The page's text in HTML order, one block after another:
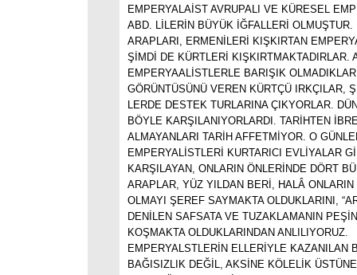
EMPERYALAİST AVRUPALI VE KÜRESEL
ABD. LİLERİN BÜYÜK İĞFALLERİ OLMUŞTUR.
ARAPLARI, ERMENİLERİ KIŞKIRTAN
ŞİMDİ DE KÜRTLERİ KIŞKIRTMAKTADIRLAR.
EMPERYAALİSTLERLE BARIŞIK
GÖRÜNTÜSÜNÜ VEREN KÜRTÇÜ IRKÇILAR,
LERDE DESTEK TURLARINA ÇIKYORLAR.
BÖYLE KARŞILANIYORLARDI. TARİHTEN
ALMAYANLARI TARİH AFFETMİYOR. O
EMPERYALİSTLERİ KURTARICI EVLİYALAR
KARŞILAYAN, ONLARIN ÖNLERİNDE DÖRT
ARAPLAR, YÜZ YILDAN BERİ, HALÂ ONLARIN
OLMAYI ŞEREF SAYMAKTA OLDUKLARINI,
DENİLEN SAFSATA VE TUZAKLAMANIN
KOŞMAKTA OLDUKLARINDAN ANLILIYORUZ.
EMPERYALSTLERİN ELLERİYLE KAZANILAN
BAĞISIZLIK DEĞİL, AKSİNE KÖLELİK